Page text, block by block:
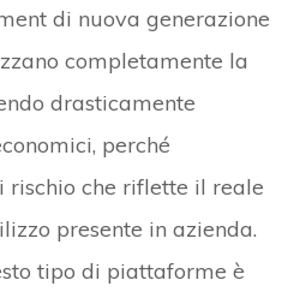
di nuova generazione
completamente la
drasticamente
perché
rischio che riflette il reale
presente in azienda.
tipo di piattaforme è